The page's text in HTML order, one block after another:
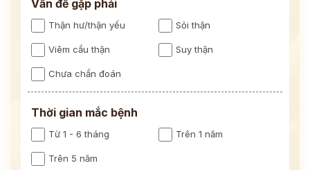
Vấn đề gặp phải
Thận hư/thận yếu Sỏi thận
Viêm cầu thận Suy thận
Chưa chẩn đoán
Thời gian mắc bệnh
Từ 1 - 6 tháng Trên 1 năm
Trên 5 năm